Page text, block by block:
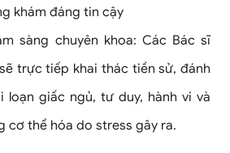
khám đáng tin cậy
sàng chuyên khoa: Các Bác sĩ
trực tiếp khai thác tiền sử, đánh
loạn giấc ngủ, tư duy, hành vi và
cơ thể hóa do stress gây ra.